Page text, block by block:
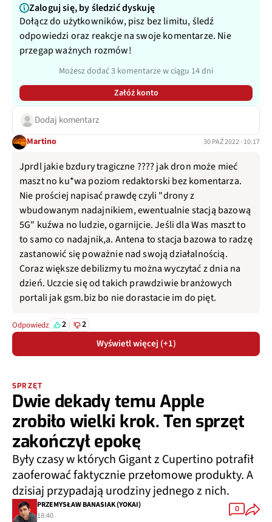
Zaloguj się, by śledzić dyskuję
Dołącz do użytkowników, pisz bez limitu, śledź
odpowiedzi oraz reakcje na swoje komentarze. Nie
przegap ważnych rozmów!
Możesz dodać 3 komentarze w ciągu 14 dni
Załóż konto
Dodaj komentarz
Martino 30 PAŹ 2022 · 10:17
Jprdl jakie bzdury tragiczne ???? jak dron może mieć
maszt no ku*wa poziom redaktorski bez komentarza.
Nie prościej napisać prawdę czyli "drony z
wbudowanym nadajnikiem, ewentualnie stacją bazową
5G" kuźwa no ludzie, ogarnijcie. Jeśli dla Was maszt to
to samo co nadajnik,a. Antena to stacja bazowa to radzę
zastanowić się poważnie nad swoją działalnością.
Coraz większe debilizmy tu można wyczytać z dnia na
dzień. Uczcie się od takich prawdziwie branżowych
portali jak gsm.biz bo nie dorastacie im do pięt.
Odpowiedz 2 2
Wyświetl więcej (+1)
SPRZĘT
Dwie dekady temu Apple
zrobiło wielki krok. Ten sprzęt
zakończył epokę
Były czasy w których Gigant z Cupertino potrafił
zaoferować faktycznie przełomowe produkty. A
dzisiaj przypadają urodziny jednego z nich.
PRZEMYSŁAW BANASIAK (YOKAI)
18:40
0